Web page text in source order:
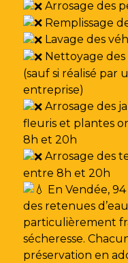
Arrosage des
Remplissage
Lavage des
Nettoyage
(sauf si réalisé par
entreprise)
Arrosage des
fleuris et plantes
8h et 20h
Arrosage des
entre 8h et 20h
En Vendée,
des retenues
particulièrement
sécheresse.
préservation en